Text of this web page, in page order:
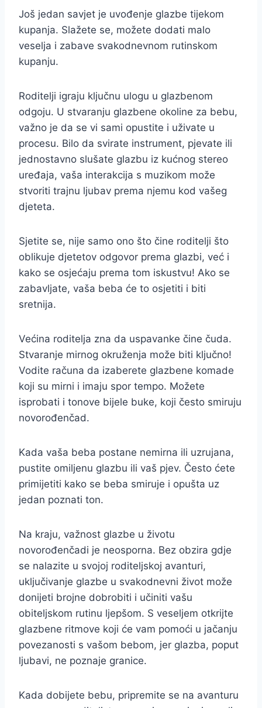
Još jedan savjet je uvođenje glazbe tijekom
kupanja. Slažete se, možete dodati malo
veselja i zabave svakodnevnom rutinskom
kupanju.
Roditelji igraju ključnu ulogu u glazbenom
odgoju. U stvaranju glazbene okoline za bebu,
važno je da se vi sami opustite i uživate u
procesu. Bilo da svirate instrument, pjevate ili
jednostavno slušate glazbu iz kućnog stereo
uređaja, vaša interakcija s muzikom može
stvoriti trajnu ljubav prema njemu kod vašeg
djeteta.
Sjetite se, nije samo ono što čine roditelji što
oblikuje djetetov odgovor prema glazbi, već i
kako se osjećaju prema tom iskustvu! Ako se
zabavljate, vaša beba će to osjetiti i biti
sretnija.
Većina roditelja zna da uspavanke čine čuda.
Stvaranje mirnog okruženja može biti ključno!
Vodite računa da izaberete glazbene komade
koji su mirni i imaju spor tempo. Možete
isprobati i tonove bijele buke, koji često smiruju
novorođenčad.
Kada vaša beba postane nemirna ili uzrujana,
pustite omiljenu glazbu ili vaš pjev. Često ćete
primijetiti kako se beba smiruje i opušta uz
jedan poznati ton.
Na kraju, važnost glazbe u životu
novorođenčadi je neosporna. Bez obzira gdje
se nalazite u svojoj roditeljskoj avanturi,
uključivanje glazbe u svakodnevni život može
donijeti brojne dobrobiti i učiniti vašu
obiteljskom rutinu ljepšom. S veseljem otkrijte
glazbene ritmove koji će vam pomoći u jačanju
povezanosti s vašom bebom, jer glazba, poput
ljubavi, ne poznaje granice.
Kada dobijete bebu, pripremite se na avanturu